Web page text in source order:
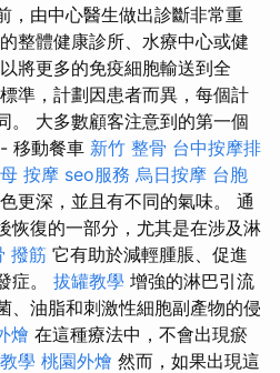
，由中心醫生做出診斷非常重
整體健康診所、水療中心或健
將更多的免疫細胞輸送到全
準，計劃因患者而異，每個計
。 大多數顧客注意到的第一個
移動餐車 新竹 整骨 台中按摩排
按摩 seo服務 烏日按摩 台胞
更深，並且有不同的氣味。 通
恢復的一部分，尤其是在涉及淋
撥筋 它有助於減輕腫脹、促進
症。 拔罐教學 增強的淋巴引流
、油脂和刺激性細胞副產物的侵
燴 在這種療法中，不會出現瘀
學 桃園外燴 然而，如果出現這